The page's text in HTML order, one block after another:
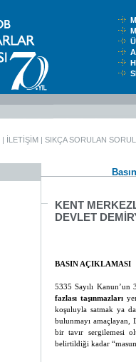
| İLETİŞİM | SIKÇA SORULAN
KENT
DEVLET
BASIN AÇIKLAMASI
5335 Sayılı
fazlası taşınmazları
koşuluyla satmak ya
bulunmayı amaçlayan,
bir tavır sergilemesi
belirtildiği kadar